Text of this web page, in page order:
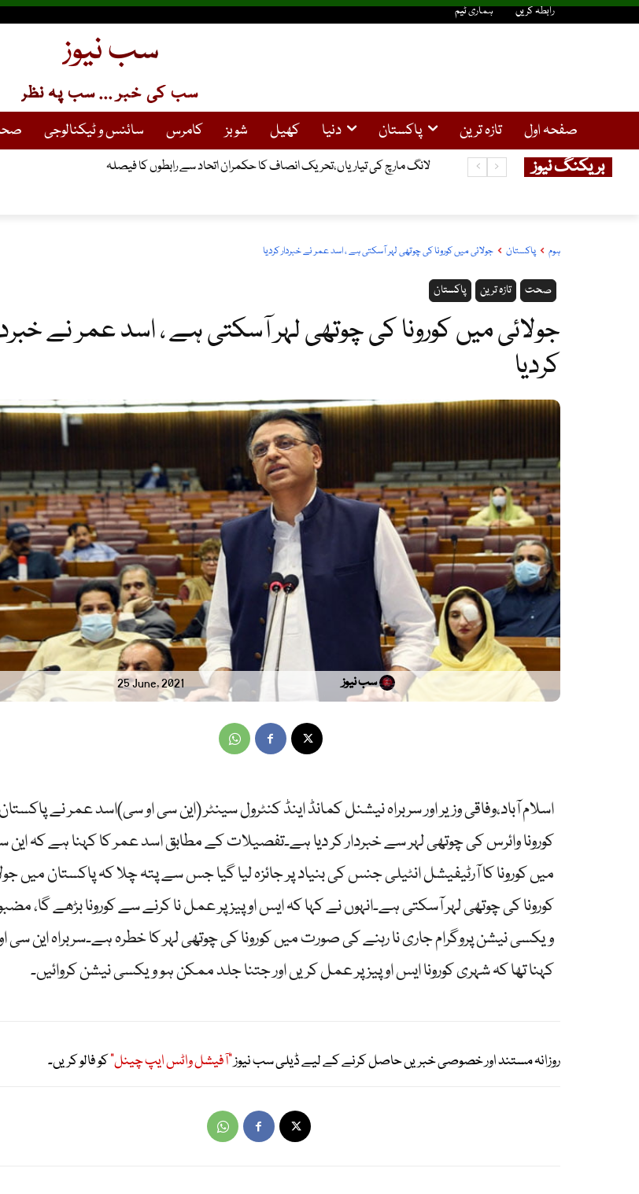
رابطہ کریں ہماری ٹیم
سب نیوز
سب کی خبر ... سب پہ نظر
صفحہ اول تازہ ترین پاکستان دنیا کھیل شوبز کامرس سائنس و ٹیکنالوجی
بریکنگ نیوز لانگ مارچ کی تیاریاں،تحریک انصاف کا حکمران اتحاد سے رابطوں کا فیصلہ
ہوم پاکستان جولائی میں کورونا کی چوتھی لہر آسکتی ہے ، اسد عمر نے خبردار کردیا
پاکستان تازہ ترین صحت
جولائی میں کورونا کی چوتھی لہر آسکتی ہے ، اسد عمر نے
کردیا
25 June, 2021 سب نیوز
اسلام آباد،وفاقی وزیر اور سربراہ نیشنل کمانڈ اینڈ کنٹرول سینٹر (این سی او سی)اسد عمر نے
کورونا وائرس کی چوتھی لہر سے خبردار کر دیا ہے۔تفصیلات کے مطابق اسد عمر کا کہنا ہے کہ این
میں کورونا کا آرٹیفیشل انٹیلی جنس کی بنیاد پر جائزہ لیا گیا جس سے پتہ چلا کہ پاکستان میں
کورونا کی چوتھی لہر آسکتی ہے۔انہوں نے کہا کہ ایس او پیز پر عمل نا کرنے سے کورونا بڑھے گا،
ویکسی نیشن پروگرام جاری نا رہنے کی صورت میں کورونا کی چوتھی لہر کا خطرہ ہے۔سربراہ این سی
کہنا تھا کہ شہری کورونا ایس او پیز پر عمل کریں اور جتنا جلد ممکن ہو ویکسی نیشن کروائیں۔
روزانہ مستند اور خصوصی خبریں حاصل کرنے کے لیے ڈیلی سب نیوز"آفیشل واٹس ایپ چینل"کو فالو کریں۔